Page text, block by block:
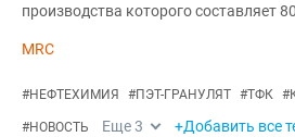
производства которого составляет
MRC
#НЕФТЕХИМИЯ #ПЭТ-ГРАНУЛЯТ #ТФК #
#НОВОСТЬ Еще3 +Добавить все